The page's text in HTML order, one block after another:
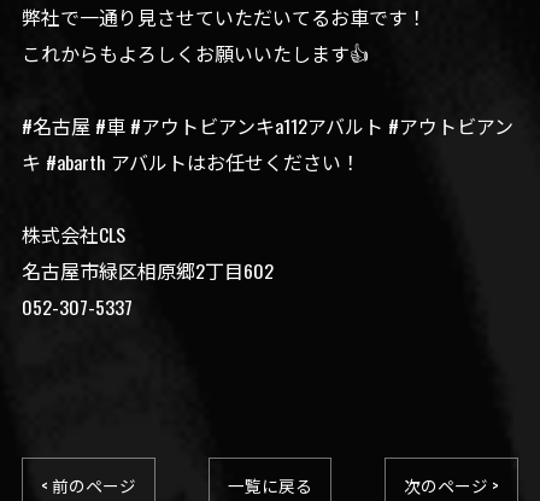
弊社で一通り見させていただいてるお車です！
これからもよろしくお願いいたします👍
#名古屋 #車 #アウトビアンキa112アバルト #アウトビアン
キ #abarth アバルトはお任せください！
株式会社CLS
名古屋市緑区相原郷2丁目602
052-307-5337
< 前のページ 一覧に戻る 次のページ >